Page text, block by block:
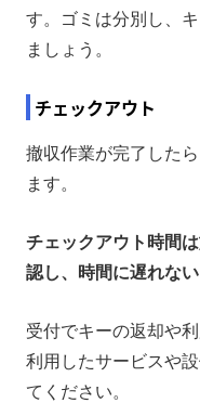
す。ゴミは分別し、
ましょう。
チェックアウト
撤収作業が完了した
ます。
チェックアウト時間
認し、時間に遅れな
受付でキーの返却や
利用したサービスや
てください。